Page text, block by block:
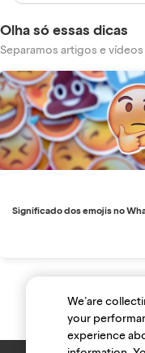
Olha só essas dicas
Separamos artigos e
Significado dos emojis no
We’are
your
experience